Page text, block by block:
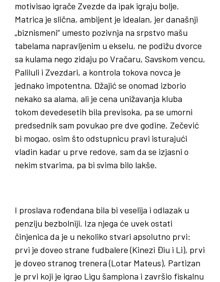
motivisao igrače Zvezde da ipak igraju bolje.
Matrica je slična, ambijent je idealan, jer današnji
„biznismeni“ umesto pozivnja na srpstvo mašu
tabelama napravljenim u ekselu, ne podižu dvorce
sa kulama nego zidaju po Vračaru, Savskom vencu,
Paliluli i Zvezdari, a kontrola tokova novca je
jednako impotentna. Džajić se onomad izborio
nekako sa alama, ali je cena unižavanja kluba
tokom devedesetih bila previsoka, pa se umorni
predsednik sam povukao pre dve godine. Zečević
bi mogao, osim što odstupnicu pravi isturajući
vladin kadar u prve redove, sam da se izjasni o
nekim stvarima, pa bi svima bilo lakše.
I proslava rođendana bila bi veselija i odlazak u
penziju bezbolniji. Iza njega će uvek ostati
činjenica da je u nekoliko stvari apsolutno prvi:
prvi je doveo strane fudbalere (Kinezi Điu i Li), prvi
je doveo stranog trenera (Lotar Mateus), Partizan
je prvi koji je igrao Ligu šampiona i završio fiskalnu